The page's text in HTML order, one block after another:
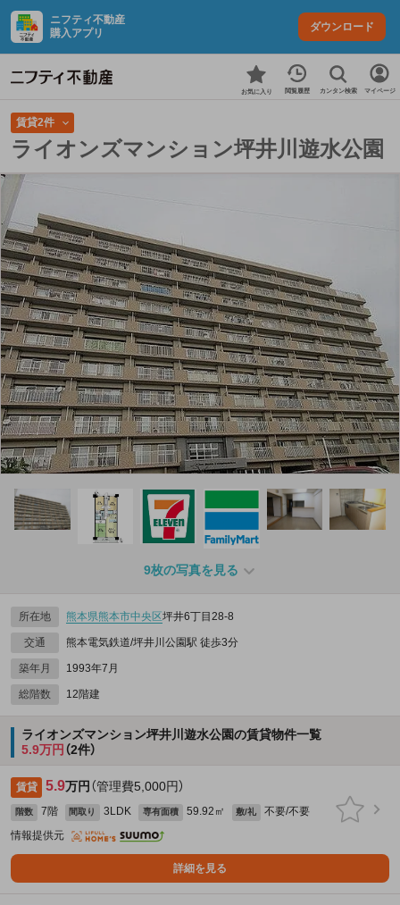
ニフティ不動産
購入アプリ
ダウンロード
お気に入り 閲覧履歴 カンタン検索 マイページ
賃貸2件
ライオンズマンション坪井川遊水公園
9枚の写真を見る
所在地 熊本県熊本市中央区坪井6丁目28-8
交通 熊本電気鉄道/坪井川公園駅 徒歩3分
築年月 1993年7月
総階数 12階建
ライオンズマンション坪井川遊水公園の賃貸物件一覧
5.9万円 （2件）
賃貸 5.9万円 （管理費5,000円）
階数 7階 間取り 3LDK 専有面積 59.92㎡ 敷/礼
不要/不要
情報提供元
詳細を見る